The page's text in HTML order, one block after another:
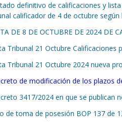
definitivo de calificaciones y
calificador de 4 de octubre
DE 8 DE OCTUBRE DE 2024 DE
Tribunal 21 Octubre Calificaciones
Tribunal 21 Octubre 2024 nueva
de modificación de los plazos
3417/2024 en que se publican
de toma de posesión BOP 137 de